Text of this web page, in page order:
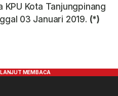
Kota Tanjungpinang
03 Januari 2019. (*)